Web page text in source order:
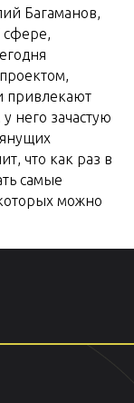
Багаманов,
привлекают
него зачастую
что как раз в
самые
можно